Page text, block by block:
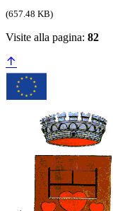
(657.48 KB)
Visite alla pagina: 82